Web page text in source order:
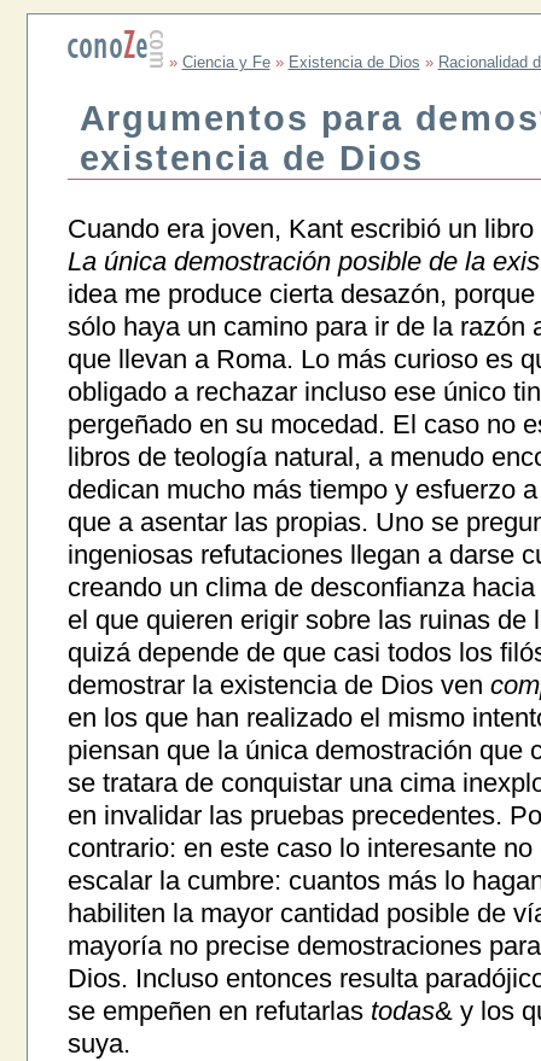
» Ciencia y Fe» Existencia de Dios » Racionalidad
Argumentos para
existencia de Dios
Cuando era joven, Kant escribió un
La única demostración posible de la
idea me produce cierta desazón,
sólo haya un camino para ir de la razón
que llevan a Roma. Lo más curioso es
obligado a rechazar incluso ese único
pergeñado en su mocedad. El caso no
libros de teología natural, a menudo
dedican mucho más tiempo y esfuerzo
que a asentar las propias. Uno se
ingeniosas refutaciones llegan a darse
creando un clima de desconfianza hacia
el que quieren erigir sobre las ruinas de
quizá depende de que casi todos los
demostrar la existencia de Dios ven
en los que han realizado el mismo
piensan que la única demostración que
se tratara de conquistar una cima
en invalidar las pruebas precedentes.
contrario: en este caso lo interesante
escalar la cumbre: cuantos más lo
habiliten la mayor cantidad posible de
mayoría no precise demostraciones
Dios. Incluso entonces resulta
se empeñen en refutarlas todas& y los
suya.